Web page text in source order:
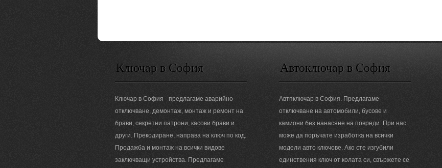
Ключар в София
Ключар в София - предлагаме аварийно
отключване, демонтаж, монтаж и ремонт на
брави, секретни патрони, касови брави и
други. Прекодиране, направа на ключ по код.
Продажба и монтаж на всички видове
заключващи устройства. Предлагаме
Автоключар в София
Автпключар в София. Предлагаме
отключване на автомобили, бусове и
камиони без нанасяне на повреди. При нас
може да поръчате изработка на всички
модели авто ключове. Ако сте изгубили
единствения ключ от колата си, свържете се